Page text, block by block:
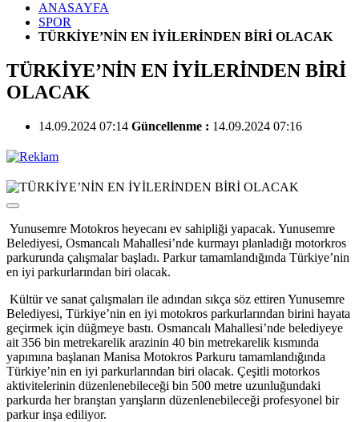
ANASAYFA
SPOR
TÜRKİYE’NİN EN İYİLERİNDEN BİRİ OLACAK
TÜRKİYE’NİN EN İYİLERİNDEN BİRİ
OLACAK
14.09.2024 07:14 Güncellenme : 14.09.2024 07:16
Yunusemre Motokros heyecanı ev sahipliği yapacak. Yunusemre
Belediyesi, Osmancalı Mahallesi’nde kurmayı planladığı motorkros
parkurunda çalışmalar başladı. Parkur tamamlandığında Türkiye’nin
en iyi parkurlarından biri olacak.
Kültür ve sanat çalışmaları ile adından sıkça söz ettiren Yunusemre
Belediyesi, Türkiye’nin en iyi motokros parkurlarından birini hayata
geçirmek için düğmeye bastı. Osmancalı Mahallesi’nde belediyeye
ait 356 bin metrekarelik arazinin 40 bin metrekarelik kısmında
yapımına başlanan Manisa Motokros Parkuru tamamlandığında
Türkiye’nin en iyi parkurlarından biri olacak. Çeşitli motorkos
aktivitelerinin düzenlenebileceği bin 500 metre uzunluğundaki
parkurda her branştan yarışların düzenlenebileceği profesyonel bir
parkur inşa ediliyor.